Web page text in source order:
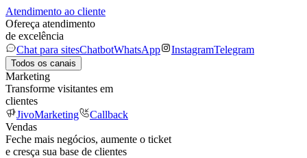
Atendimento ao cliente
Ofereça atendimento
de excelência
Chat para sitesChatbotWhatsApp InstagramTelegram
Todos os canais
Marketing
Transforme visitantes em
clientes
JivoMarketing
Callback
Vendas
Feche mais negócios, aumente o ticket
e cresça sua base de clientes